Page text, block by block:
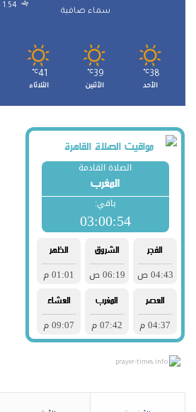
سماء صافية
1.54 كيلومتر/ساعة
38
℃
الأحد
39
℃
الأثنين
41
℃
الثلاثاء
prayer-times.info